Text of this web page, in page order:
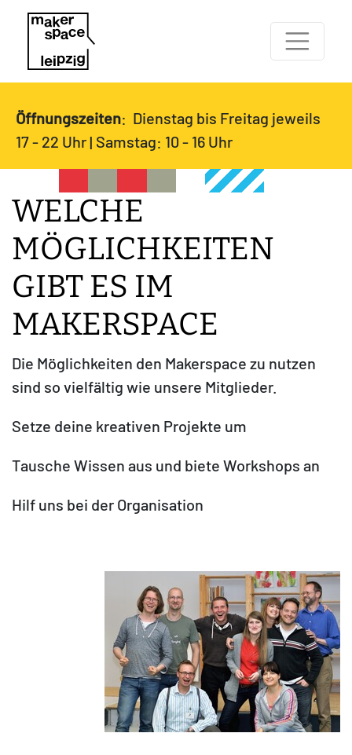
Öffnungszeiten: Dienstag bis Freitag jeweils
17 - 22 Uhr | Samstag: 10 - 16 Uhr
WELCHE
MÖGLICHKEITEN
GIBT ES IM
MAKERSPACE
Die Möglichkeiten den Makerspace zu nutzen
sind so vielfältig wie unsere Mitglieder.
Setze deine kreativen Projekte um
Tausche Wissen aus und biete Workshops an
Hilf uns bei der Organisation